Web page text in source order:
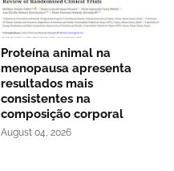
Proteína animal na
menopausa apresenta
resultados mais
consistentes na
composição corporal
August 04, 2026